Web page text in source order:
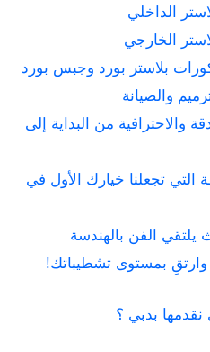
والاحترافية من البداية إلى
التي تجعلنا خيارك الأول في
الفن بالهندسة
وارتقِ بمستوى تشطيباتك!
نقدمها بدبي ؟